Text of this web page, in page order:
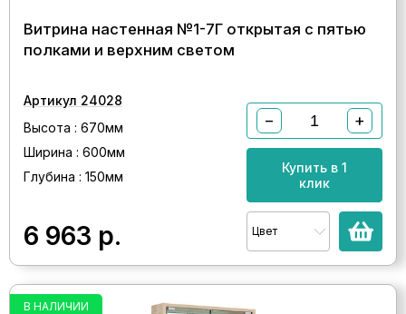
Витрина настенная №1-7Г открытая с пятью
полками и верхним светом
Артикул 24028
Высота : 670мм
Ширина : 600мм
Глубина : 150мм
6 963 р.
− +
Купить в 1
клик
Цвет
В НАЛИЧИИ